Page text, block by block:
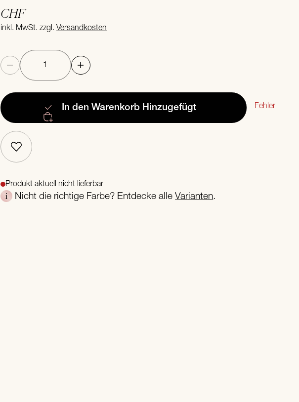
CHF
inkl. MwSt. zzgl. Versandkosten
Anzahl
In den Warenkorb Hinzugefügt Fehler
Produkt aktuell nicht lieferbar
Nicht die richtige Farbe? Entdecke alleVarianten.